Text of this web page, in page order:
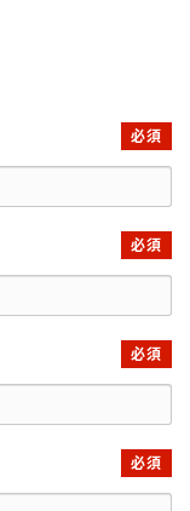
必須
必須
必須
必須